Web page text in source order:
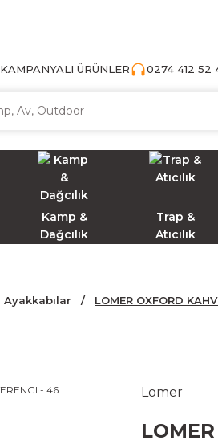
KAMPANYALI ÜRÜNLER 0274 412 52
Kamp &
Dağcılık
Trap &
Atıcılık
Ayakkabılar LOMER OXFORD
Lomer